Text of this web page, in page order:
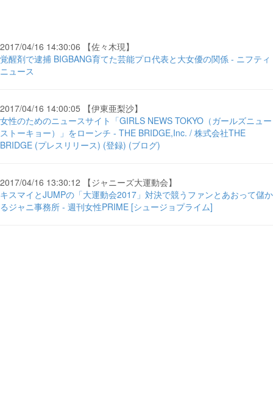
2017/04/16 14:30:06 【佐々木現】
覚醒剤で逮捕 BIGBANG育てた芸能プロ代表と大女優の関係 - ニフティ
ニュース
2017/04/16 14:00:05 【伊東亜梨沙】
女性のためのニュースサイト「GIRLS NEWS TOKYO（ガールズニュー
ストーキョー）」をローンチ - THE BRIDGE,Inc. / 株式会社THE
BRIDGE (プレスリリース) (登録) (ブログ)
2017/04/16 13:30:12 【ジャニーズ大運動会】
キスマイとJUMPの「大運動会2017」対決で競うファンとあおって儲か
るジャニ事務所 - 週刊女性PRIME [シュージョプライム]